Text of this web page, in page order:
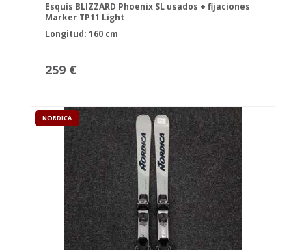
Esquís BLIZZARD Phoenix SL usados + fijaciones
Marker TP11 Light
Longitud: 160 cm
259 €
NORDICA